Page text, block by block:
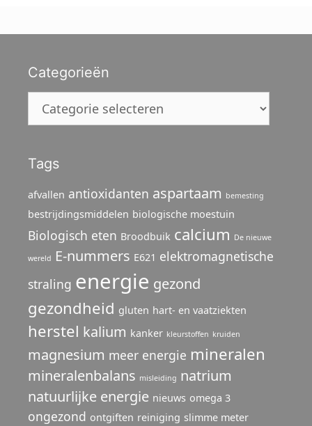
Categorieën
Categorieën
Tags
afvallen antioxidanten aspartaam bemesting
bestrijdingsmiddelen biologische moestuin
Biologisch eten Broodbuik calcium De nieuwe
wereld E-nummers E621 elektromagnetische
straling energie gezond
gezondheid gluten hart- en vaatziekten
herstel kalium kanker kleurstoffen kruiden
magnesium meer energie mineralen
mineralenbalans misleiding natrium
natuurlijke energie nieuws omega 3
ongezond ontgiften reiniging slimme meter